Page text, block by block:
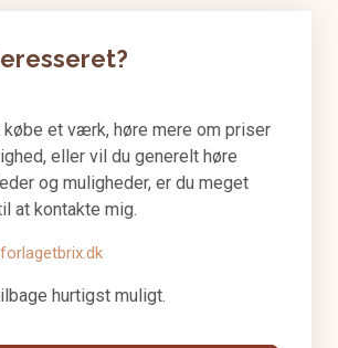
et værk, høre mere om priser
eller vil du generelt høre
og muligheder, er du meget
at kontakte mig.
hurtigst muligt.